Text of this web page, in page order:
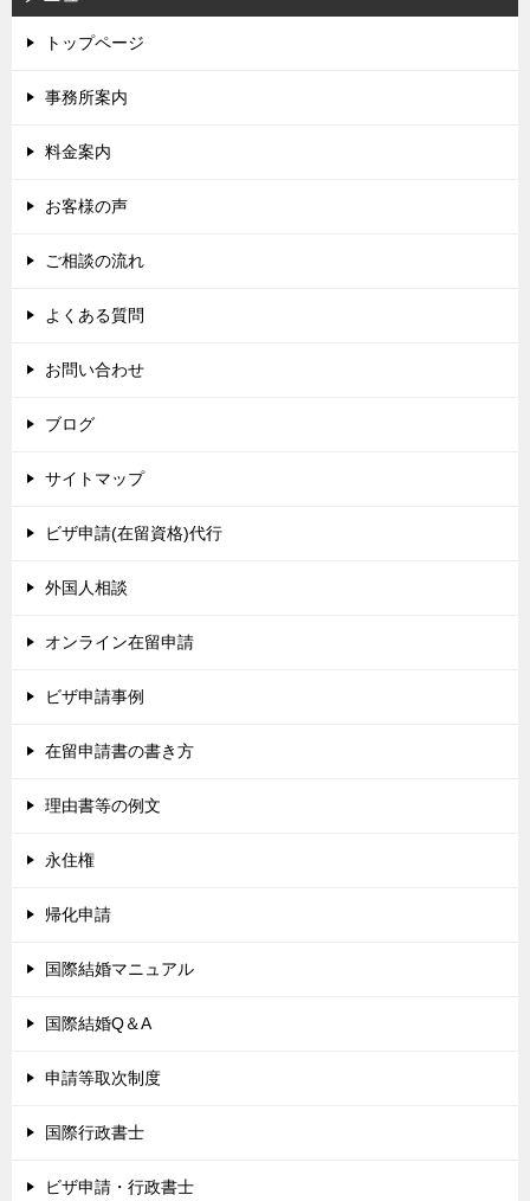
トップページ
事務所案内
料金案内
お客様の声
ご相談の流れ
よくある質問
お問い合わせ
ブログ
サイトマップ
ビザ申請(在留資格)代行
外国人相談
オンライン在留申請
ビザ申請事例
在留申請書の書き方
理由書等の例文
永住権
帰化申請
国際結婚マニュアル
国際結婚Q＆A
申請等取次制度
国際行政書士
ビザ申請・行政書士